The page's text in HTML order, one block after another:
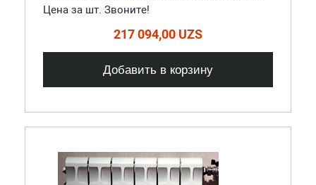
Цена за шт. Звоните!
217 094,00 UZS
Добавить в корзину